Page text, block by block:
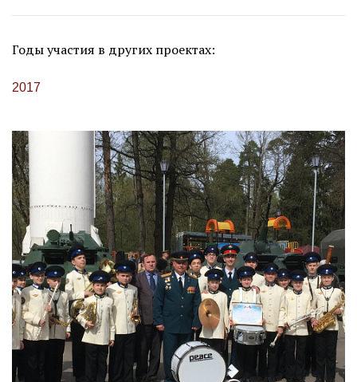
Годы участия в других проектах:
2017